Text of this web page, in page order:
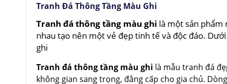
Tranh Đá Thông Tầng Màu Ghi
Tranh đá thông tầng màu ghi là một sản phẩm
nhau tạo nên một vẻ đẹp tinh tế và độc đáo.
ghi
Tranh đá thông tầng màu ghi là mẫu tranh đá
không gian sang trọng, đẳng cấp cho gia chủ.